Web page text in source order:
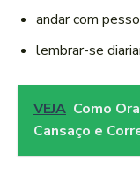
andar com
lembrar-se
VEJA Como
Cansaço e